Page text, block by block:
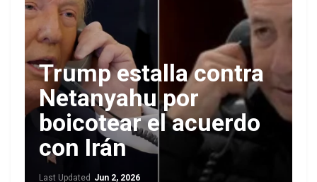
Trump estalla contra
Netanyahu por
boicotear el acuerdo
con Irán
Last Updated Jun 2, 2026